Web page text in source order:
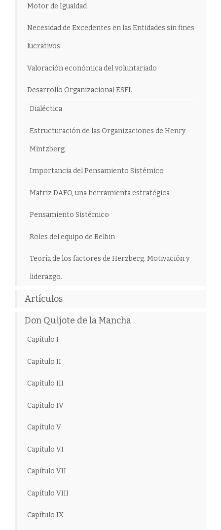
Motor de Igualdad
Necesidad de Excedentes en las Entidades sin fines
lucrativos
Valoración económica del voluntariado
Desarrollo Organizacional ESFL
Dialéctica
Estructuración de las Organizaciones de Henry
Mintzberg
Importancia del Pensamiento Sistémico
Matriz DAFO, una herramienta estratégica
Pensamiento Sistémico
Roles del equipo de Belbin
Teoría de los factores de Herzberg. Motivación y
liderazgo.
Artículos
Don Quijote de la Mancha
Capítulo I
Capítulo II
Capítulo III
Capítulo IV
Capítulo V
Capítulo VI
Capítulo VII
Capítulo VIII
Capítulo IX